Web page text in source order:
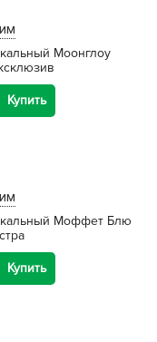
Моонглоу
Купить
Моффет Блю
Купить